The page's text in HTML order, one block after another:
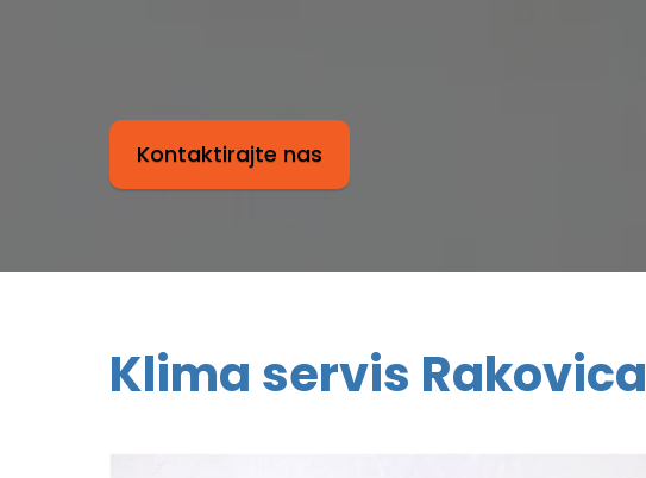
Kontaktirajte nas
Klima servis Rakovica